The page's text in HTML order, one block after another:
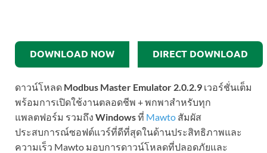
DOWNLOAD NOW DIRECT DOWNLOAD
ดาวน์โหลด Modbus Master Emulator 2.0.2.9 เวอร์ชั่นเต็ม
พร้อมการเปิดใช้งานตลอดชีพ + พกพาสำหรับทุก
แพลตฟอร์ม รวมถึง Windowsที่ Mawto สัมผัส
ประสบการณ์ซอฟต์แวร์ที่ดีที่สุดในด้านประสิทธิภาพและ
ความเร็ว Mawto มอบการดาวน์โหลดที่ปลอดภัยและ